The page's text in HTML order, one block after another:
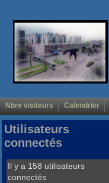
Nbre visiteurs Calendrier
Utilisateurs
connectés
Il y a 158 utilisateurs
connectés